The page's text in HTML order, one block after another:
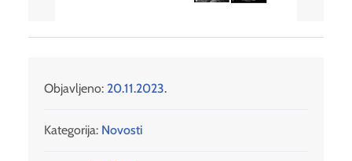
Objavljeno: 20.11.2023.
Kategorija: Novosti